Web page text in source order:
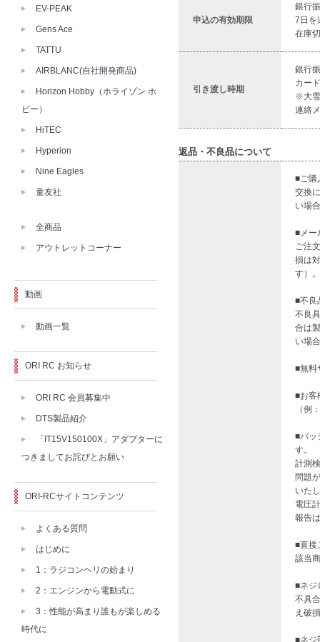
申込の有効期限
銀行
7日を
在庫
引き渡し時期
銀行
カー
※大雪
連絡
返品・不良品について
■ご購
交換
い場
■メー
ご注
損は
す）。
■不良
不良
合は
い場
■無料
■お客
（例
■バッ
す。
計測
問題
いた
電圧
報告
■直接
該当
■ネジ
不具
え破
■ネジ
EV-PEAK
Gens Ace
TATTU
AIRBLANC(自社開発商品)
Horizon Hobby（ホライゾン ホ
ビー）
HiTEC
Hyperion
Nine Eagles
童友社
全商品
アウトレットコーナー
動画
動画一覧
ORI RC お知らせ
ORI RC 会員募集中
DTS製品紹介
「IT15V150100X」アダプターに
つきましてお詫びとお願い
ORI-RCサイトコンテンツ
よくある質問
はじめに
1：ラジコンヘリの始まり
2：エンジンから電動式に
3：性能が高まり誰もが楽しめる
時代に